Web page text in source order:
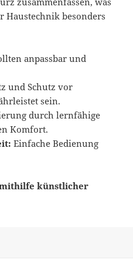
Haustechnik besonders
anpassbar und
und Schutz vor
sein.
durch lernfähige
Komfort.
Einfache Bedienung
künstlicher